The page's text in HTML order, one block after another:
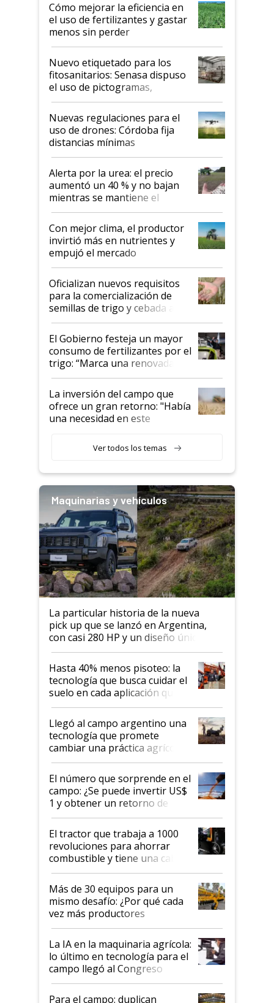
Cómo mejorar la eficiencia en
el uso de fertilizantes y gastar
menos sin perder
productividad en la campaña
fina
Nuevo etiquetado para los
fitosanitarios: Senasa dispuso
el uso de pictogramas,
palabras de advertencia e
indicaciones
Nuevas regulaciones para el
uso de drones: Córdoba fija
distancias mínimas
Alerta por la urea: el precio
aumentó un 40 % y no bajan
mientras se mantiene el
conflicto en Medio Oriente
Con mejor clima, el productor
invirtió más en nutrientes y
empujó el mercado
Oficializan nuevos requisitos
para la comercialización de
semillas de trigo y cebada a
granel
El Gobierno festeja un mayor
consumo de fertilizantes por el
trigo: “Marca una renovada
confianza de los productores”
La inversión del campo que
ofrece un gran retorno: "Había
una necesidad en este
Ver todos los temas
Maquinarias y vehículos
La particular historia de la nueva
pick up que se lanzó en Argentina,
con casi 280 HP y un diseño único: a
cuánto se vende
Hasta 40% menos pisoteo: la
tecnología que busca cuidar el
suelo en cada aplicación que
llevó Jacto al Congreso
Aapresid 2026
Llegó al campo argentino una
tecnología que promete
cambiar una práctica agrícola
clave: ¿Y si analizar el suelo
fuera tan simple como apretar
un botón?
El número que sorprende en el
campo: ¿Se puede invertir US$
1 y obtener un retorno de
hasta US$ 10 en agricultura?
El tractor que trabaja a 1000
revoluciones para ahorrar
combustible y tiene una cabina
que parece una computadora:
lo último en el mundo,
disponible en Argentina
Más de 30 equipos para un
mismo desafío: ¿Por qué cada
vez más productores
incorporan fertilizante bajo
tierra?
La IA en la maquinaria agrícola:
lo último en tecnología para el
campo llegó al Congreso
Aapresid 2026
Para el campo: duplican